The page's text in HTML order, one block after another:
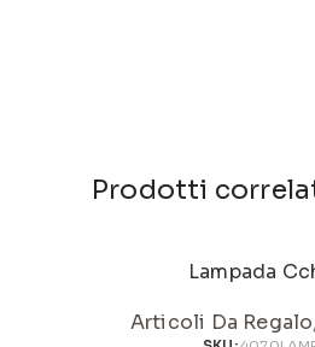
Prodotti
Lampada
Articoli Da Regalo,